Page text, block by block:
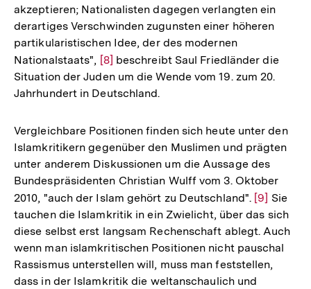
akzeptieren; Nationalisten dagegen verlangten ein
derartiges Verschwinden zugunsten einer höheren
partikularistischen Idee, der des modernen
Nationalstaats", Zur
Auflösung
der
[8] beschreibt Saul Friedländer die
Situation der Juden um die Wende vom 19. zum 20.
Jahrhundert in Deutschland.
Vergleichbare Positionen finden sich heute unter den
Islamkritikern gegenüber den Muslimen und prägten
unter anderem Diskussionen um die Aussage des
Bundespräsidenten Christian Wulff vom 3. Oktober
2010, "auch der Islam gehört zu Deutschland". Zur
Auflösung
der
Fußnote
[9] Sie
tauchen die Islamkritik in ein Zwielicht, über das sich
diese selbst erst langsam Rechenschaft ablegt. Auch
wenn man islamkritischen Positionen nicht pauschal
Rassismus unterstellen will, muss man feststellen,
dass in der Islamkritik die weltanschaulich und